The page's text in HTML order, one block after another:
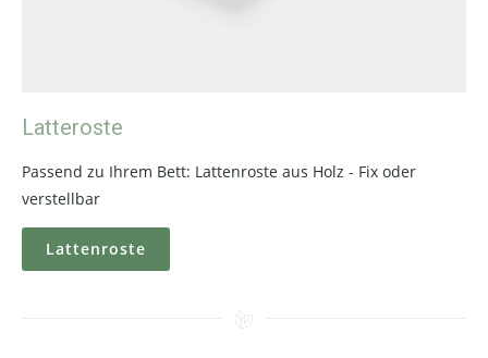
Latteroste
Passend zu Ihrem Bett: Lattenroste aus Holz - Fix oder
verstellbar
Lattenroste